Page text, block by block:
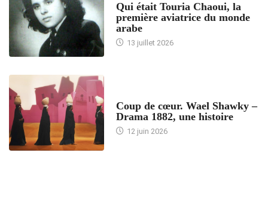
Qui était Touria Chaoui, la
première aviatrice du monde
arabe
13 juillet 2026
Coup de cœur. Wael Shawky –
Drama 1882, une histoire
12 juin 2026